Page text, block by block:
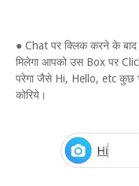
● Chat पर क्लिक करने के
मिलेगा आपको उस Box पर
परेगा जैसे Hi, Hello, etc कुछ
कोरिये।